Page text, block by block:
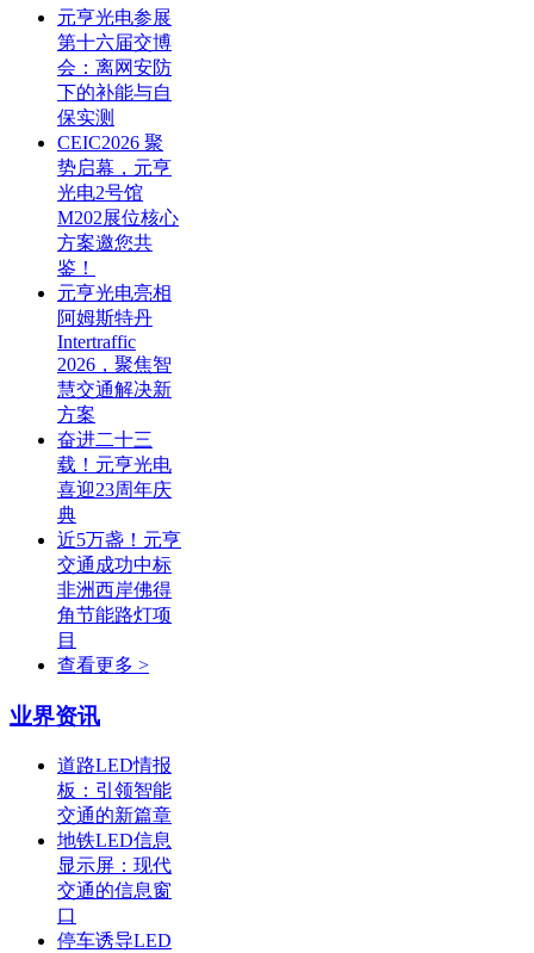
元亨光电参展
第十六届交博
会：离网安防
下的补能与自
保实测
CEIC2026 聚
势启幕，元亨
光电2号馆
M202展位核心
方案邀您共
鉴！
元亨光电亮相
阿姆斯特丹
Intertraffic
2026，聚焦智
慧交通解决新
方案
奋进二十三
载！元亨光电
喜迎23周年庆
典
近5万盏！元亨
交通成功中标
非洲西岸佛得
角节能路灯项
目
查看更多 >
业界资讯
道路LED情报
板：引领智能
交通的新篇章
地铁LED信息
显示屏：现代
交通的信息窗
口
停车诱导LED